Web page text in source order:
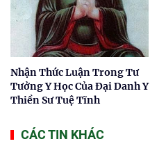
Nhận Thức Luận Trong Tư
Tưởng Y Học Của Đại Danh Y
Thiền Sư Tuệ Tĩnh
CÁC TIN KHÁC